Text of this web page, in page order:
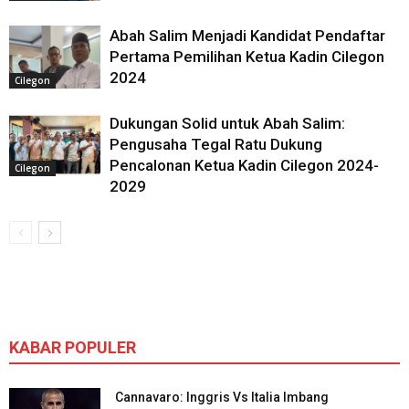
Cilegon
Abah Salim Menjadi Kandidat Pendaftar
Pertama Pemilihan Ketua Kadin Cilegon
2024
Cilegon
Dukungan Solid untuk Abah Salim:
Pengusaha Tegal Ratu Dukung
Pencalonan Ketua Kadin Cilegon 2024-
2029
KABAR POPULER
Cannavaro: Inggris Vs Italia Imbang